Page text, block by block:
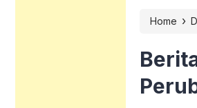
Home ›